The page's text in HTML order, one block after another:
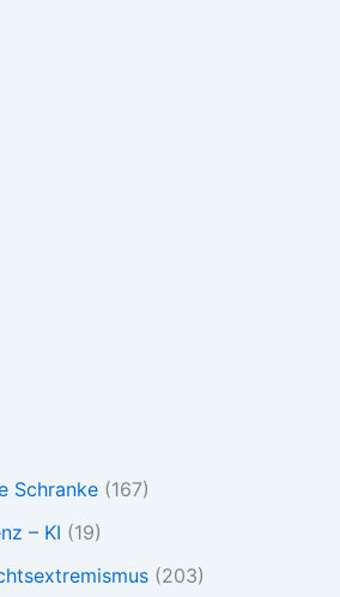
Schranke(167)
– KI (19)
(203)